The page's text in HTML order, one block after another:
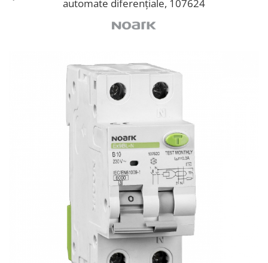
Cabluri semnalizare si control
Conductori rigizi
Conductori rigizi cupru
Cabluri semnalizare incendiu
Cabluri semnalizare si control
automate diferenţiale, 107624